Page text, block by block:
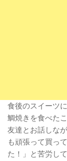
食後のスイーツ
鯛焼きを食べた
友達とお話しな
も頑張って買っ
た！」と苦労し